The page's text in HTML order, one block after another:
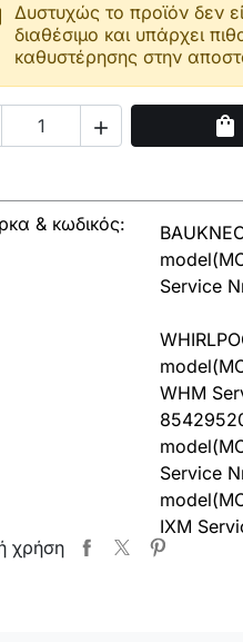
Δυστυχώς το προϊόν δεν
διαθέσιμο και υπάρχει
καθυστέρησης στην
 shopping_bag
& κωδικός:
Service
WHM
Service
IXM
χρήση